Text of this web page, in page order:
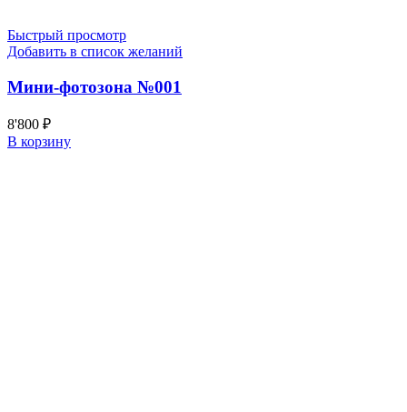
Быстрый просмотр
Добавить в список желаний
Мини-фотозона №001
8'800 ₽
В корзину